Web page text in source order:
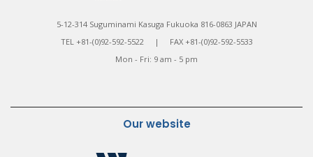
5-12-314 Suguminami Kasuga Fukuoka 816-0863 JAPAN
TEL +81-(0)92-592-5522 | FAX +81-(0)92-592-5533
Mon - Fri: 9 am - 5 pm
Our website